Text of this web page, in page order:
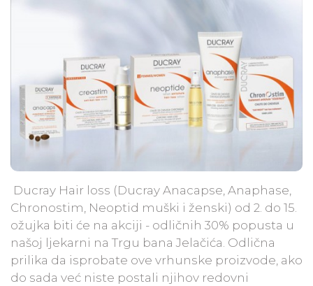
​ Ducray Hair loss (Ducray Anacapse, Anaphase,
Chronostim, Neoptid muški i ženski) od 2. do 15.
ožujka biti će na akciji - odličnih 30% popusta u
našoj ljekarni na Trgu bana Jelačića. Odlična
prilika da isprobate ove vrhunske proizvode, ako
do sada već niste postali njihov redovni